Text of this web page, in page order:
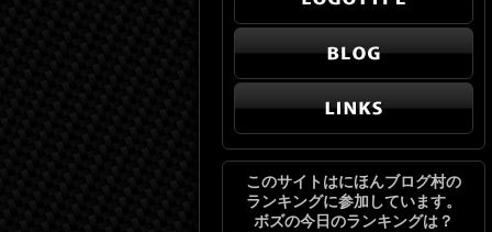
このサイトはにほんブログ村の
ランキングに参加しています。
ボズの今日のランキングは？